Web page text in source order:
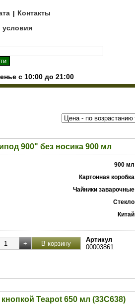
Контакты
условия
с 10:00 до 21:00
900" без носика 900 мл
900 мл
Картонная коробка
Чайники заварочные
Стекло
Китай
Артикул
00003861
Teapot 650 мл (33C638)